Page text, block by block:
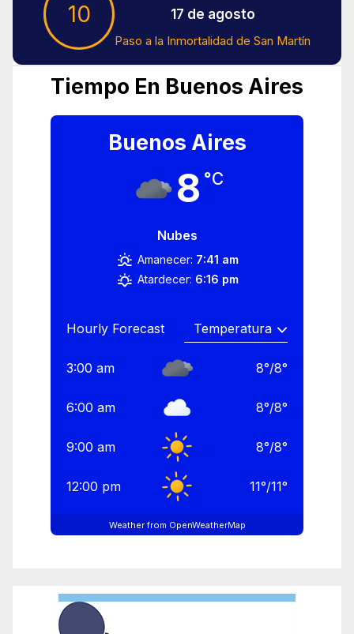
10 17 de agosto
Paso a la Inmortalidad de San Martín
Tiempo En Buenos Aires
Buenos Aires
8 °C
Nubes
Amanecer: 7:41 am
Atardecer: 6:16 pm
Hourly Forecast
3:00 am 8°/8°
6:00 am 8°/8°
9:00 am 8°/8°
12:00 pm 11°/11°
Weather from OpenWeatherMap